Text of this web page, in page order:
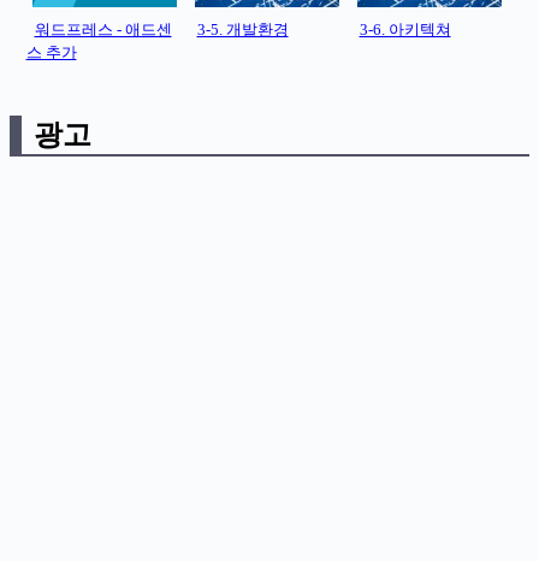
워드프레스 - 애드센
스 추가
3-5. 개발환경 3-6. 아키텍쳐
광고